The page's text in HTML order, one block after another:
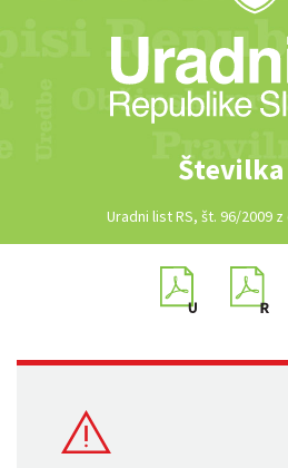
Številka
Uradni list RS, št. 96/2009 z